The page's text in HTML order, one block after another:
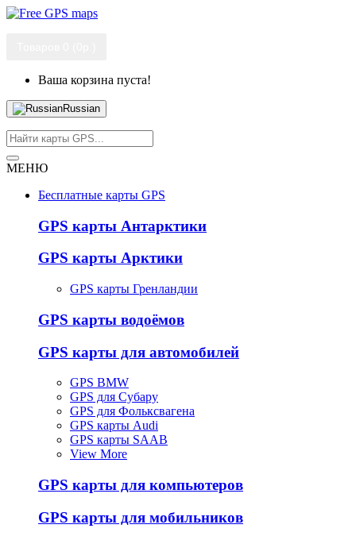
Ваша корзина пуста!
Russian
МЕНЮ
Бесплатные карты GPS
GPS карты Антарктики
GPS карты Арктики
GPS карты Гренландии
GPS карты водоёмов
GPS карты для автомобилей
GPS BMW
GPS для Субару
GPS для Фольксвагена
GPS карты Audi
GPS карты SAAB
View More
GPS карты для компьютеров
GPS карты для мобильников